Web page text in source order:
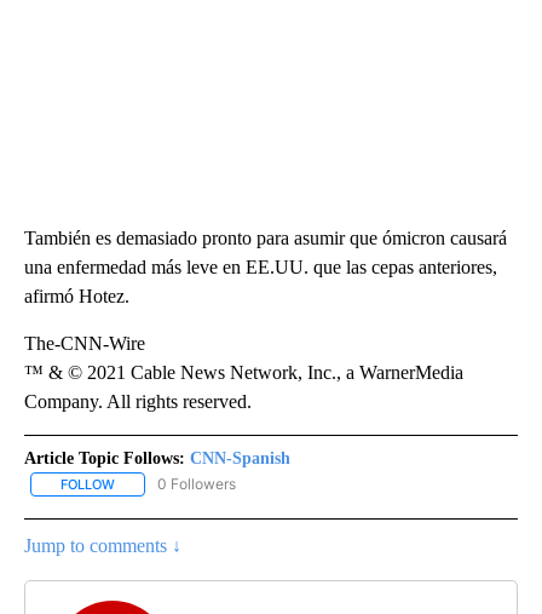
También es demasiado pronto para asumir que ómicron causará
una enfermedad más leve en EE.UU. que las cepas anteriores,
afirmó Hotez.
The-CNN-Wire
™ & © 2021 Cable News Network, Inc., a WarnerMedia
Company. All rights reserved.
Article Topic Follows: CNN-Spanish
FOLLOW FOLLOW "CNN-SPANISH" TO RECEIVE NOTIFICATIONS ABOUT
0 Followers
Jump to comments ↓